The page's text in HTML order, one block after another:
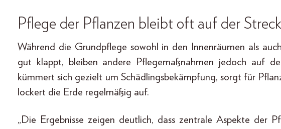
Pflege der Pflanzen bleibt oft auf der
Während die Grundpflege sowohl in den Innenräumen als
gut klappt, bleiben andere Pflegemaßnahmen jedoch auf
kümmert sich gezielt um Schädlingsbekämpfung, sorgt für
lockert die Erde regelmäßig auf.
„Die Ergebnisse zeigen deutlich, dass zentrale Aspekte der